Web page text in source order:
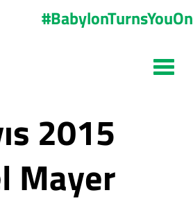
#BabylonTurnsYouOn
2015
Mayer